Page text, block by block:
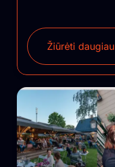
Žiūrėti daugiau